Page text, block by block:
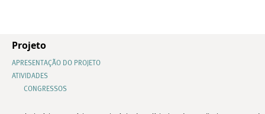
Projeto
APRESENTAÇÃO DO PROJETO
ATIVIDADES
CONGRESSOS